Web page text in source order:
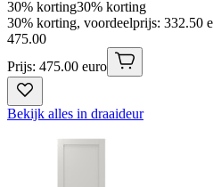
30% korting30% korting
30% korting, voordeelprijs: 332.50
475.00
Prijs: 475.00 euro
Bekijk alles in draaideur